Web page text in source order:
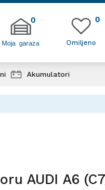
Moja garaza
0
Omiljeno
0
Akumulatori
AUDI A6